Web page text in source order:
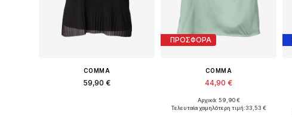
COMMA
59,90 €
ΠΡΟΣΦΟΡΑ
COMMA
44,90 €
Διαθέσιμα μεγέθη: S, M, L, XL, XXL
Αρχικά: 59,90 €
Τελευταία χαμηλότερη τιμή:33,53 €